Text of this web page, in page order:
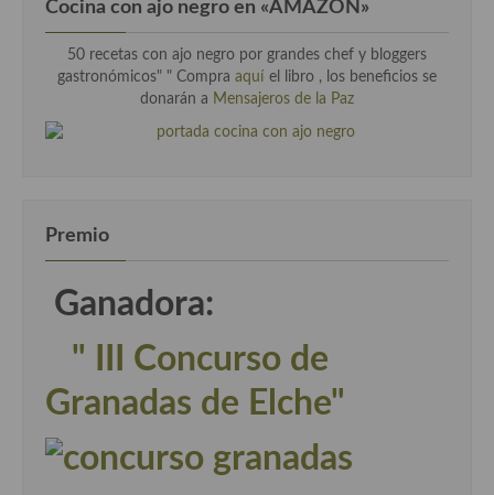
Cocina con ajo negro en «AMAZON»
50 recetas con ajo negro por grandes chef y bloggers
gastronómicos" " Compra aquí el libro , los beneficios se
donarán a Mensajeros de la Paz
Premio
Ganadora:
" III Concurso de
Granadas de Elche"